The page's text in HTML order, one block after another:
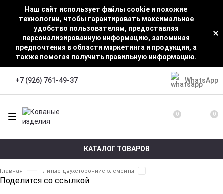
Наш сайт использует файлы cookie и похожие
технологии, чтобы гарантировать максимальное
удобство пользователям, предоставляя
персонализированную информацию, запоминая
предпочтения в области маркетинга и продукции, а
также помогая получить правильную информацию.
+7 (926) 761-49-37 WhatsApp
КАТАЛОГ ТОВАРОВ
0 0
Главная Литые двухсторонние элементы
Поделится со ссылкой